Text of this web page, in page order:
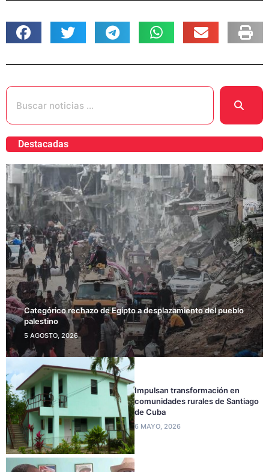
Destacadas
Categórico rechazo de Egipto a desplazamiento del pueblo
palestino
5 AGOSTO, 2026
Impulsan transformación en
comunidades rurales de Santiago
de Cuba
6 MAYO, 2026